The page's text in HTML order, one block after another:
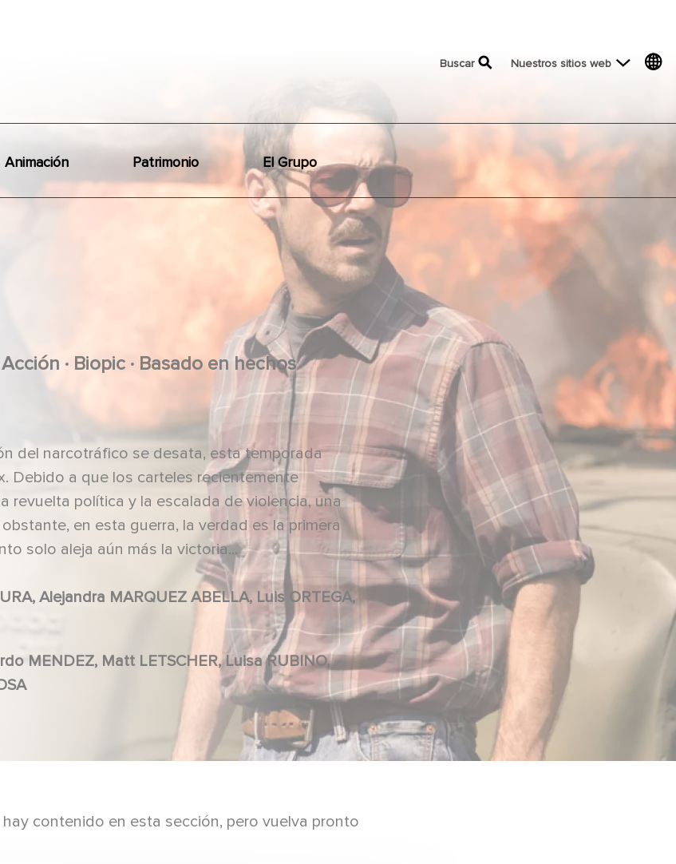
top menu
Buscar Nuestros sitios web
Animación Patrimonio El Grupo
Acción . Biopic . Basado en hechos
del narcotráfico se desata, esta temporada
Debido a que los carteles recientemente
revuelta política y la escalada de violencia, una
en esta guerra, la verdad es la primera
solo aleja aún más la victoria...
Alejandra MARQUEZ ABELLA, Luis ORTEGA,
LASAOSA
contenido en esta sección, pero vuelva pronto